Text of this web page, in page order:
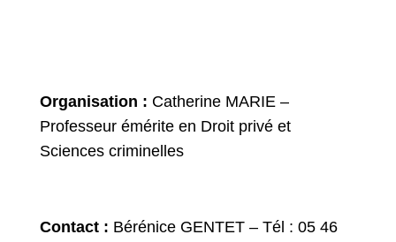
Organisation : Catherine MARIE –
Professeur émérite en Droit privé et
Sciences criminelles
Contact : Bérénice GENTET – Tél : 05 46